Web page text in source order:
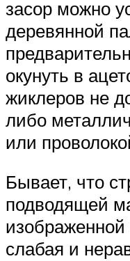
засор можно
деревянной
окунуть в
жиклеров не
либо
или
Бывает, что
подводящей
изображенной
слабая и